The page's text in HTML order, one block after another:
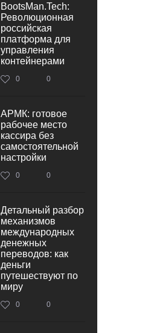
BootsMan.Tech:
Революционная
российская
платформа для
управления
контейнерами
0 0
АРМК: готовое
рабочее место
кассира без
самостоятельной
настройки
0 0
Детальный разбор
механизмов
международных
денежных
переводов: как
деньги
путешествуют по
миру
0 0